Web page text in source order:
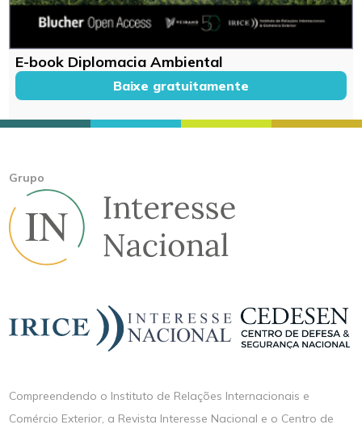
E-book Diplomacia Ambiental
Baixe gratuitamente
Grupo
Compreendendo o Instituto de Relações Internacionais e
Comércio Exterior, a Revista Interesse Nacional e o Centro de